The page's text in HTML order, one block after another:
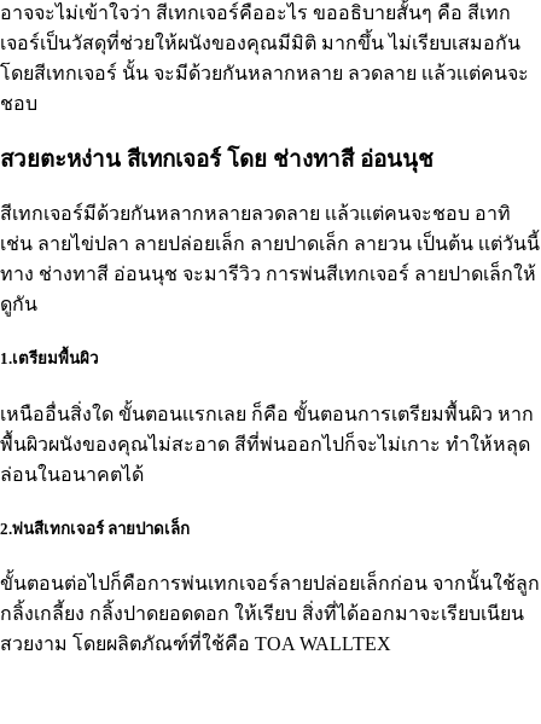
อาจจะไม่เข้าใจว่า สีเทกเจอร์คืออะไร ขออธิบายสั้นๆ คือ สีเทก
เจอร์เป็นวัสดุที่ช่วยให้ผนังของคุณมีมิติ มากขึ้น ไม่เรียบเสมอกัน
โดยสีเทกเจอร์ นั้น จะมีด้วยกันหลากหลาย ลวดลาย เเล้วเเต่คนจะ
ชอบ
สวยตะหง่าน สีเทกเจอร์ โดย ช่างทาสี อ่อนนุช
สีเทกเจอร์มีด้วยกันหลากหลายลวดลาย เเล้วเเต่คนจะชอบ อาทิ
เช่น ลายไข่ปลา ลายปล่อยเล็ก ลายปาดเล็ก ลายวน เป็นต้น เเต่วันนี้
ทาง ช่างทาสี อ่อนนุช จะมารีวิว การพ่นสีเทกเจอร์ ลายปาดเล็กให้
ดูกัน
1.เตรียมพื้นผิว
เหนืออื่นสิ่งใด ขั้นตอนเเรกเลย ก็คือ ขั้นตอนการเตรียมพื้นผิว หาก
พื้นผิวผนังของคุณไม่สะอาด สีที่พ่นออกไปก็จะไม่เกาะ ทำให้หลุด
ล่อนในอนาคตได้
2.พ่นสีเทกเจอร์ ลายปาดเล็ก
ขั้นตอนต่อไปก็คือการพ่นเทกเจอร์ลายปล่อยเล็กก่อน จากนั้นใช้ลูก
กลิ้งเกลี้ยง กลิ้งปาดยอดดอก ให้เรียบ สิ่งที่ได้ออกมาจะเรียบเนียน
สวยงาม โดยผลิตภัณฑ์ที่ใช้คือ TOA WALLTEX